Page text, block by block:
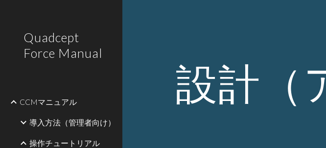
Quadcept
Force Manual
CCMマニュアル
導入方法（管理者向け）
操作チュートリアル
設計（